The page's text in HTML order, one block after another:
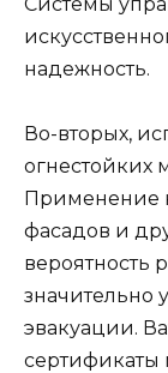
надежность.
Во-вторых,
огнестойких
Применение
фасадов и
вероятность
значительно
эвакуации.
сертификаты